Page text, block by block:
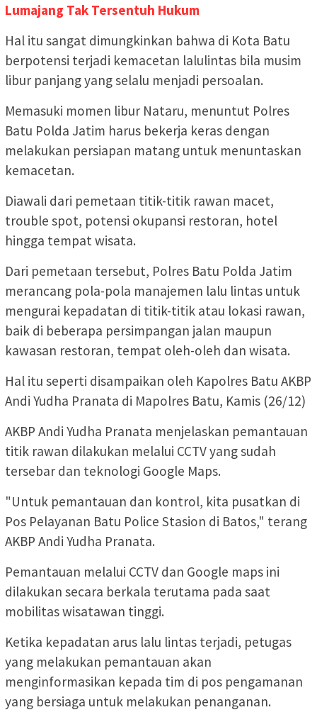
Lumajang Tak Tersentuh Hukum
Hal itu sangat dimungkinkan bahwa di Kota Batu
berpotensi terjadi kemacetan lalulintas bila musim
libur panjang yang selalu menjadi persoalan.
Memasuki momen libur Nataru, menuntut Polres
Batu Polda Jatim harus bekerja keras dengan
melakukan persiapan matang untuk menuntaskan
kemacetan.
Diawali dari pemetaan titik-titik rawan macet,
trouble spot, potensi okupansi restoran, hotel
hingga tempat wisata.
Dari pemetaan tersebut, Polres Batu Polda Jatim
merancang pola-pola manajemen lalu lintas untuk
mengurai kepadatan di titik-titik atau lokasi rawan,
baik di beberapa persimpangan jalan maupun
kawasan restoran, tempat oleh-oleh dan wisata.
Hal itu seperti disampaikan oleh Kapolres Batu AKBP
Andi Yudha Pranata di Mapolres Batu, Kamis (26/12)
AKBP Andi Yudha Pranata menjelaskan pemantauan
titik rawan dilakukan melalui CCTV yang sudah
tersebar dan teknologi Google Maps.
"Untuk pemantauan dan kontrol, kita pusatkan di
Pos Pelayanan Batu Police Stasion di Batos," terang
AKBP Andi Yudha Pranata.
Pemantauan melalui CCTV dan Google maps ini
dilakukan secara berkala terutama pada saat
mobilitas wisatawan tinggi.
Ketika kepadatan arus lalu lintas terjadi, petugas
yang melakukan pemantauan akan
menginformasikan kepada tim di pos pengamanan
yang bersiaga untuk melakukan penanganan.